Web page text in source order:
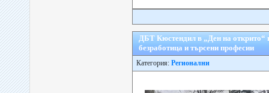
ДБТ Кюстендил в „Ден на открито“
безработица и търсени професии
Категория: Регионални